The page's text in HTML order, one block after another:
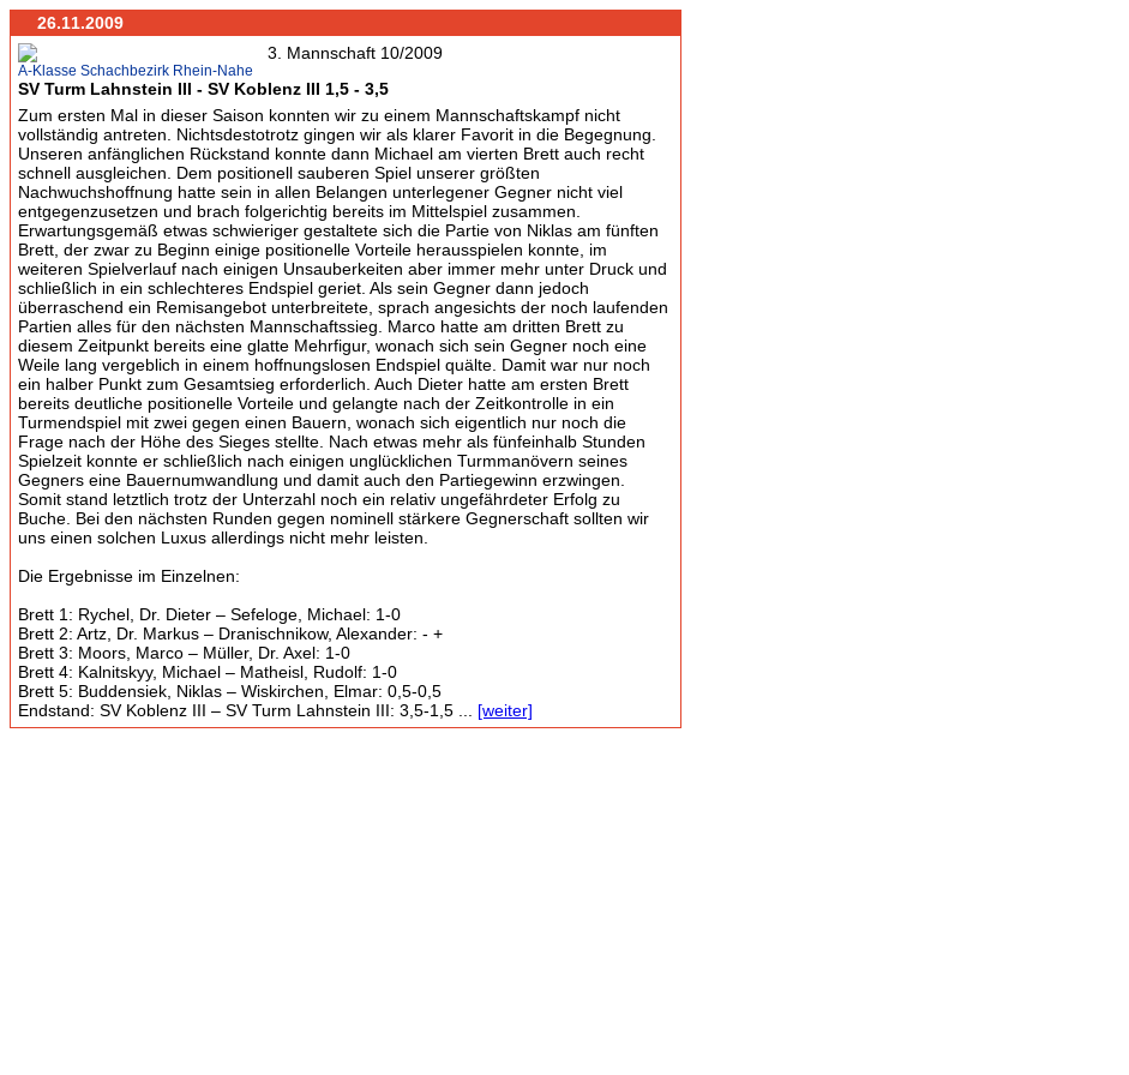
26.11.2009
A-Klasse Schachbezirk Rhein-Nahe
SV Turm Lahnstein III - SV Koblenz III 1,5 - 3,5
Zum ersten Mal in dieser Saison konnten wir zu einem Mannschaftskampf nicht
vollständig antreten. Nichtsdestotrotz gingen wir als klarer Favorit in die Begegnung.
Unseren anfänglichen Rückstand konnte dann Michael am vierten Brett auch recht
schnell ausgleichen. Dem positionell sauberen Spiel unserer größten
Nachwuchshoffnung hatte sein in allen Belangen unterlegener Gegner nicht viel
entgegenzusetzen und brach folgerichtig bereits im Mittelspiel zusammen.
Erwartungsgemäß etwas schwieriger gestaltete sich die Partie von Niklas am fünften
Brett, der zwar zu Beginn einige positionelle Vorteile herausspielen konnte, im
weiteren Spielverlauf nach einigen Unsauberkeiten aber immer mehr unter Druck und
schließlich in ein schlechteres Endspiel geriet. Als sein Gegner dann jedoch
überraschend ein Remisangebot unterbreitete, sprach angesichts der noch laufenden
Partien alles für den nächsten Mannschaftssieg. Marco hatte am dritten Brett zu
diesem Zeitpunkt bereits eine glatte Mehrfigur, wonach sich sein Gegner noch eine
Weile lang vergeblich in einem hoffnungslosen Endspiel quälte. Damit war nur noch
ein halber Punkt zum Gesamtsieg erforderlich. Auch Dieter hatte am ersten Brett
bereits deutliche positionelle Vorteile und gelangte nach der Zeitkontrolle in ein
Turmendspiel mit zwei gegen einen Bauern, wonach sich eigentlich nur noch die
Frage nach der Höhe des Sieges stellte. Nach etwas mehr als fünfeinhalb Stunden
Spielzeit konnte er schließlich nach einigen unglücklichen Turmmanövern seines
Gegners eine Bauernumwandlung und damit auch den Partiegewinn erzwingen.
Somit stand letztlich trotz der Unterzahl noch ein relativ ungefährdeter Erfolg zu
Buche. Bei den nächsten Runden gegen nominell stärkere Gegnerschaft sollten wir
uns einen solchen Luxus allerdings nicht mehr leisten.
Die Ergebnisse im Einzelnen:
Brett 1: Rychel, Dr. Dieter – Sefeloge, Michael: 1-0
Brett 2: Artz, Dr. Markus – Dranischnikow, Alexander: - +
Brett 3: Moors, Marco – Müller, Dr. Axel: 1-0
Brett 4: Kalnitskyy, Michael – Matheisl, Rudolf: 1-0
Brett 5: Buddensiek, Niklas – Wiskirchen, Elmar: 0,5-0,5
Endstand: SV Koblenz III – SV Turm Lahnstein III: 3,5-1,5 ... [weiter]